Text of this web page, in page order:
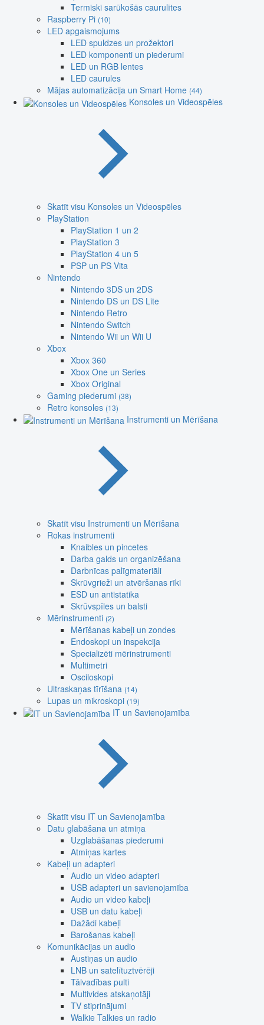
Termiski sarūkošās caurulītes
Raspberry Pi (10)
LED apgaismojums
LED spuldzes un prožektori
LED komponenti un piederumi
LED un RGB lentes
LED caurules
Mājas automatizācija un Smart Home (44)
Konsoles un Videospēles
Skatīt visu Konsoles un Videospēles
PlayStation
PlayStation 1 un 2
PlayStation 3
PlayStation 4 un 5
PSP un PS Vita
Nintendo
Nintendo 3DS un 2DS
Nintendo DS un DS Lite
Nintendo Retro
Nintendo Switch
Nintendo Wii un Wii U
Xbox
Xbox 360
Xbox One un Series
Xbox Original
Gaming piederumi (38)
Retro konsoles (13)
Instrumenti un Mērīšana
Skatīt visu Instrumenti un Mērīšana
Rokas instrumenti
Knaibles un pincetes
Darba galds un organizēšana
Darbnīcas palīgmateriāli
Skrūvgrieži un atvēršanas rīki
ESD un antistatika
Skrūvspīles un balsti
Mērinstrumenti (2)
Mērīšanas kabeļi un zondes
Endoskopi un inspekcija
Specializēti mērinstrumenti
Multimetri
Osciloskopi
Ultraskaņas tīrīšana (14)
Lupas un mikroskopi (19)
IT un Savienojamība
Skatīt visu IT un Savienojamība
Datu glabāšana un atmiņa
Uzglabāšanas piederumi
Atmiņas kartes
Kabeļi un adapteri
Audio un video adapteri
USB adapteri un savienojamība
Audio un video kabeļi
USB un datu kabeļi
Dažādi kabeļi
Barošanas kabeļi
Komunikācijas un audio
Austiņas un audio
LNB un satelītuztvērēji
Tālvadības pulti
Multivides atskaņotāji
TV stiprinājumi
Walkie Talkies un radio